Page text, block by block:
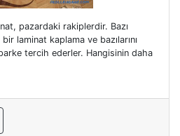
pazardaki rakiplerdir. Bazı
laminat kaplama ve bazılarını
tercih ederler. Hangisinin daha